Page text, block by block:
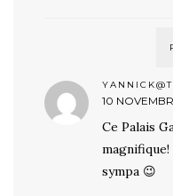
10
Ce Palais
sympa 😉